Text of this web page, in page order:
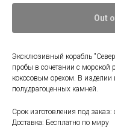
Out
Эксклюзивный корабль
пробы в сочетании с
кокосовым орехом. В изделии
полудрагоценных камней.
Срок изготовления под заказ:
Доставка: Бесплатно по миру